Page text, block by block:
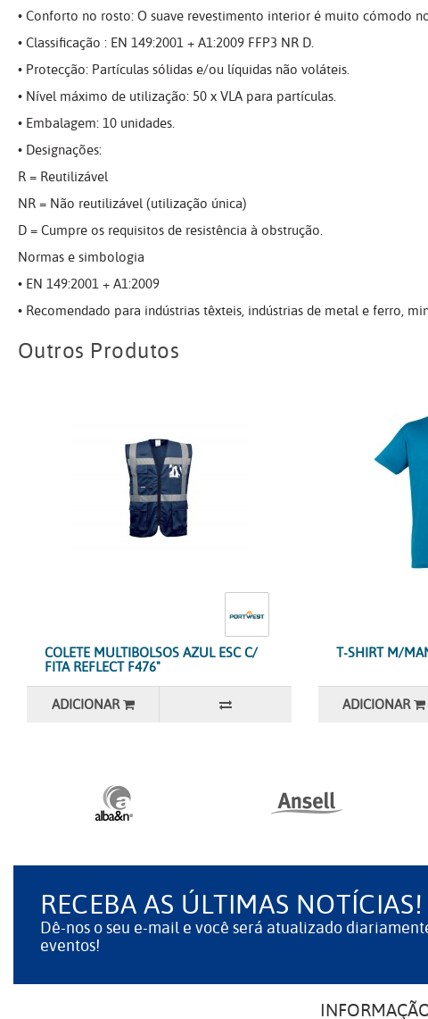
• Conforto no rosto: O suave revestimento interior é muito cómodo
• Classificação : EN 149:2001 + A1:2009 FFP3 NR D.
• Protecção: Partículas sólidas e/ou líquidas não voláteis.
• Nível máximo de utilização: 50 x VLA para partículas.
• Embalagem: 10 unidades.
• Designações:
R = Reutilizável
NR = Não reutilizável (utilização única)
D = Cumpre os requisitos de resistência à obstrução.
Normas e simbologia
• EN 149:2001 + A1:2009
• Recomendado para indústrias têxteis, indústrias de metal e ferro,
Outros Produtos
COLETE MULTIBOLSOS AZUL ESC C/
FITA REFLECT F476"
ADICIONAR
T-SHIRT M/
ADICIONAR
RECEBA AS ÚLTIMAS NOTÍCIAS!
Dê-nos o seu e-mail e você será atualizado
eventos!